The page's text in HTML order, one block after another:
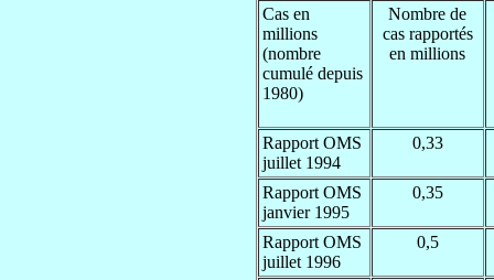
Cas en
millions
(nombre
cumulé depuis
1980)
Nombre de
cas rapportés
en millions
Rapport OMS
juillet 1994
0,33
Rapport OMS
janvier 1995
0,35
Rapport OMS
juillet 1996
0,5